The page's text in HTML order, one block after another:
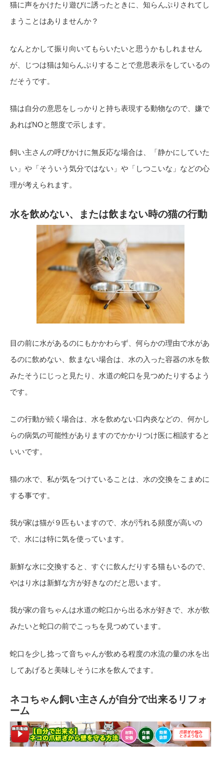
猫に声をかけたり遊びに誘ったときに、知らんぷりされてし
まうことはありませんか？
なんとかして振り向いてもらいたいと思うかもしれません
が、じつは猫は知らんぷりすることで意思表示をしているの
だそうです。
猫は自分の意思をしっかりと持ち表現する動物なので、嫌で
あればNOと態度で示します。
飼い主さんの呼びかけに無反応な場合は、「静かにしていた
い」や「そういう気分ではない」や「しつこいな」などの心
理が考えられます。
水を飲めない、または飲まない時の猫の行動
目の前に水があるのにもかかわらず、何らかの理由で水があ
るのに飲めない、飲まない場合は、水の入った容器の水を飲
みたそうにじっと見たり、水道の蛇口を見つめたりするよう
です。
この行動が続く場合は、水を飲めない口内炎などの、何かし
らの病気の可能性がありますのでかかりつけ医に相談すると
いいです。
猫の水で、私が気をつけていることは、水の交換をこまめに
する事です。
我が家は猫が９匹もいますので、水が汚れる頻度が高いの
で、水には特に気を使っています。
新鮮な水に交換すると、すぐに飲んだりする猫もいるので、
やはり水は新鮮な方が好きなのだと思います。
我が家の音ちゃんは水道の蛇口から出る水が好きで、水が飲
みたいと蛇口の前でこっちを見つめています。
蛇口を少し捻って音ちゃんが飲める程度の水流の量の水を出
してあげると美味しそうに水を飲んでます。
ネコちゃん飼い主さんが自分で出来るリフォ
ーム